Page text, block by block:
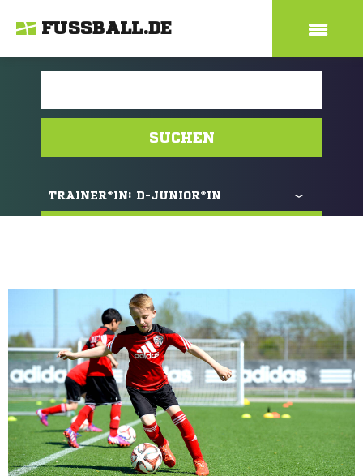
FUSSBALL.DE
SUCHEN
TRAINER*IN: D-JUNIOR*IN